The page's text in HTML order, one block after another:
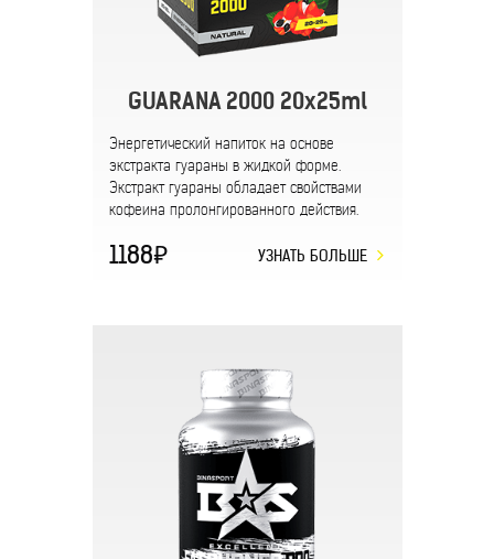
GUARANA 2000 20x25ml
Энергетический напиток на основе
экстракта гуараны в жидкой форме.
Экстракт гуараны обладает свойствами
кофеина пролонгированного действия.
1188 УЗНАТЬ БОЛЬШЕ